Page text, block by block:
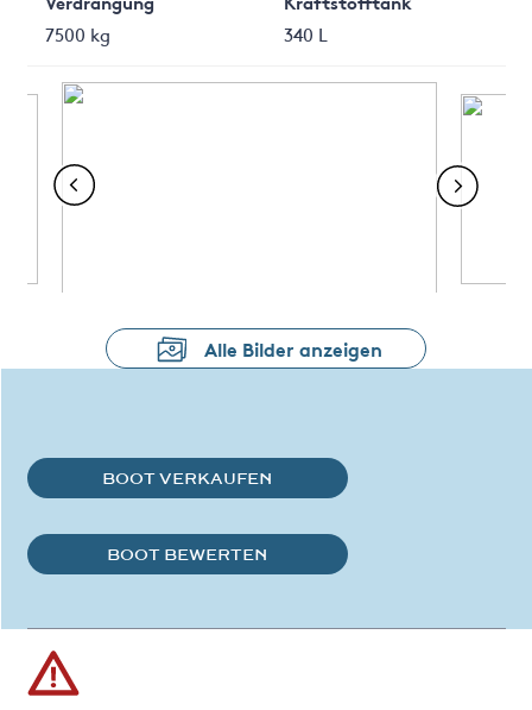
7500 kg
340 L
Alle Bilder anzeigen
BOOT VERKAUFEN
BOOT BEWERTEN